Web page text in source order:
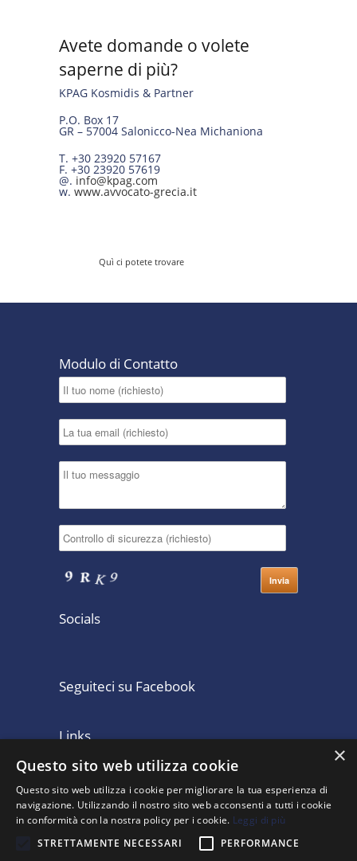
Avete domande o volete
saperne di più?
KPAG Kosmidis & Partner
P.O. Box 17
GR – 57004 Salonicco-Nea Michaniona
T. +30 23920 57167
F. +30 23920 57619
@. info@kpag.com
w. www.avvocato-grecia.it
Quì ci potete trovare
Modulo di Contatto
Socials
Seguiteci su Facebook
Links
Home
Consulenza Contabile
Lo Studio Legale
Clienti
Partecipazioni
Pubblicazioni
Contatti
ISO 9001 : 2008
×
Questo sito web utilizza cookie
Questo sito web utilizza i cookie per migliorare la tua esperienza di
navigazione. Utilizzando il nostro sito web acconsenti a tutti i cookie
in conformità con la nostra policy per i cookie. Leggi di più
STRETTAMENTE NECESSARI
PERFORMANCE